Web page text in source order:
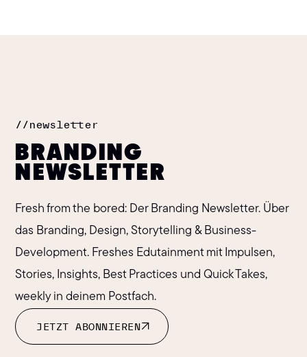
//newsletter
BRANDING
NEWSLETTER
Fresh from the bored: Der Branding Newsletter. Über
das Branding, Design, Storytelling & Business-
Development. Freshes Edutainment mit Impulsen,
Stories, Insights, Best Practices und Quick Takes,
weekly in deinem Postfach.
JETZT ABONNIEREN